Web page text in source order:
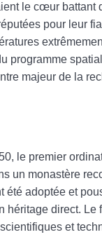
le cœur
pour leur
programme
majeur de la
le premier
un monastère
adoptée et
direct. Le
et